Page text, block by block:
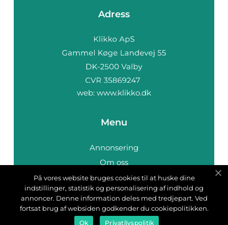
Adress
web: www.klikko.dk
Menu
Annonsering
Om oss
Cookies
Kontakta oss
Sitemap
På vores website bruges cookies til at huske dine
indstillinger, statistik og personalisering af indhold og
annoncer. Denne information deles med tredjepart. Ved
fortsat brug af websiden godkender du cookiepolitikken.
Ok Privatlivspolitik